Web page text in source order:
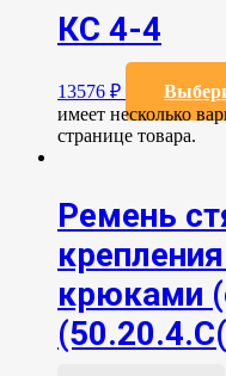
КС 4-4
13576 ₽
имеет несколько
странице товара.
Ремень
крюками